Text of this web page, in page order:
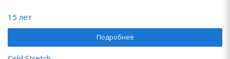
15 лет
Подробнее